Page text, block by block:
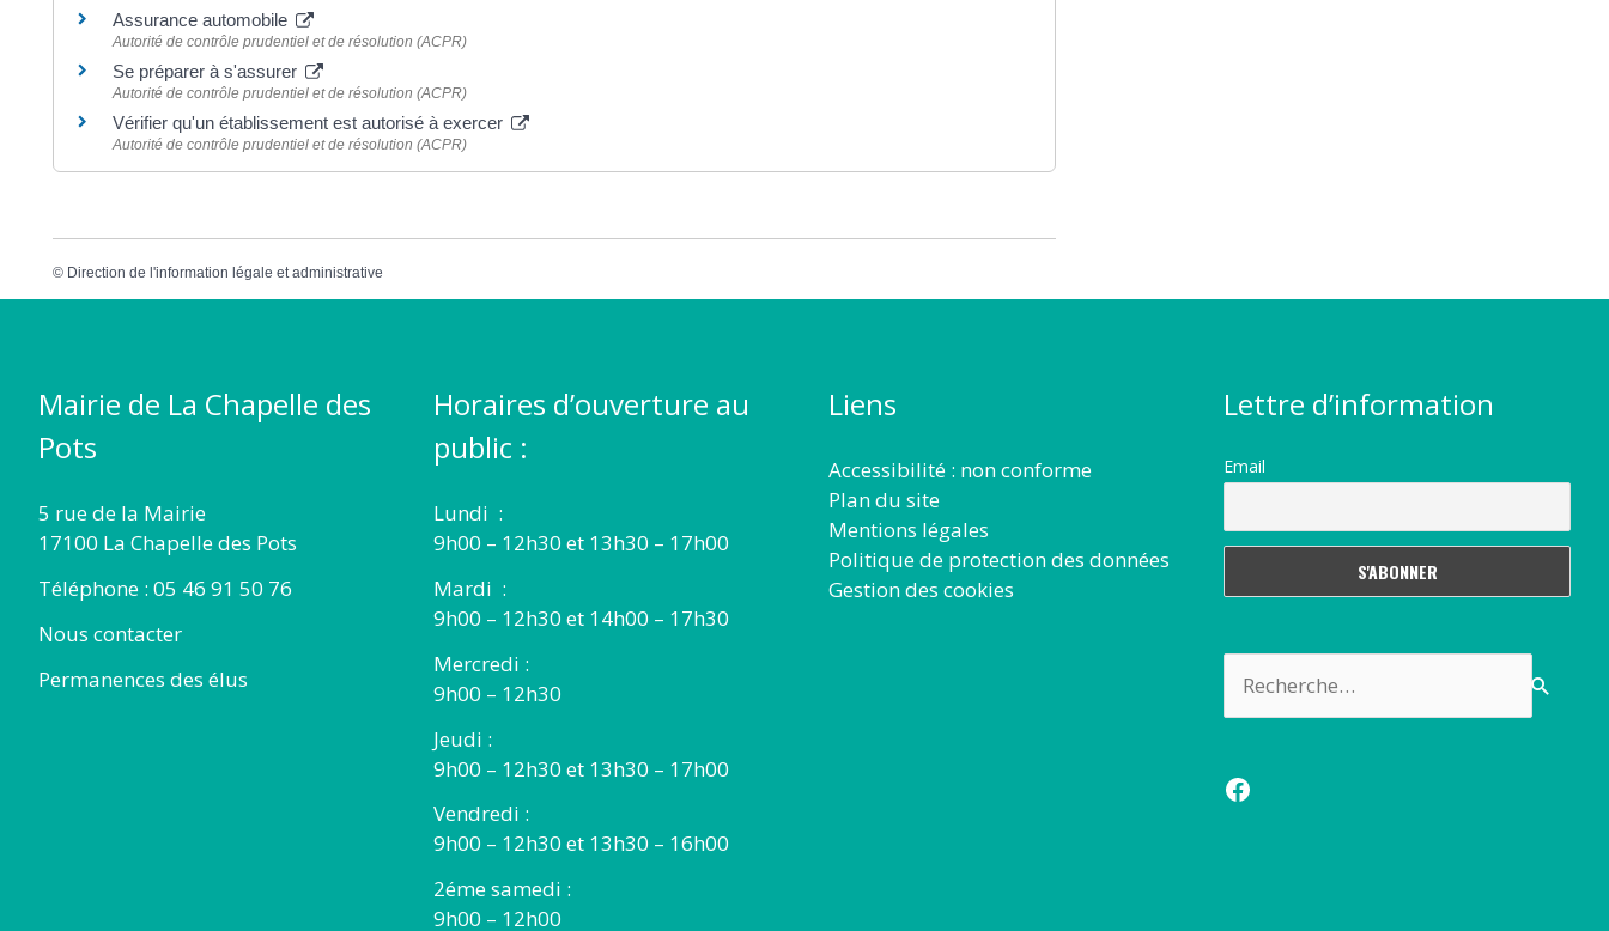
Assurance automobile
Autorité de contrôle prudentiel et de résolution (ACPR)
Se préparer à s'assurer
Autorité de contrôle prudentiel et de résolution (ACPR)
Vérifier qu'un établissement est autorisé à exercer
Autorité de contrôle prudentiel et de résolution (ACPR)
© Direction de l'information légale et administrative
Mairie de La Chapelle des
Pots
5 rue de la Mairie
17100 La Chapelle des Pots
Téléphone : 05 46 91 50 76
Nous contacter
Permanences des élus
Horaires d’ouverture au
public :
Lundi :
9h00 – 12h30 et 13h30 – 17h00
Mardi :
9h00 – 12h30 et 14h00 – 17h30
Mercredi :
9h00 – 12h30
Jeudi :
9h00 – 12h30 et 13h30 – 17h00
Vendredi :
9h00 – 12h30 et 13h30 – 16h00
2éme samedi :
9h00 – 12h00
Liens
Accessibilité : non conforme
Plan du site
Mentions légales
Politique de protection des données
Gestion des cookies
Lettre d’information
Email
Facebook